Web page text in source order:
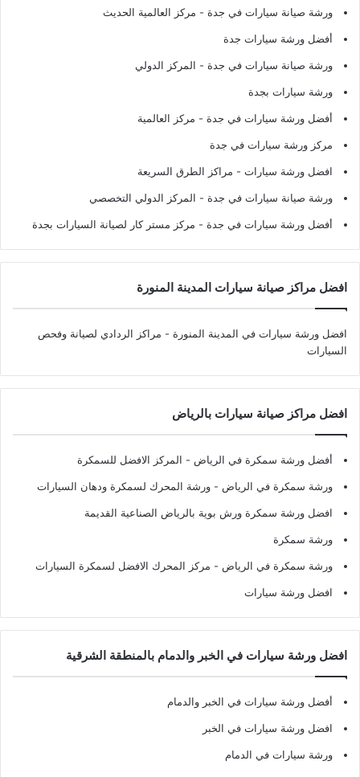
ورشة صيانة سيارات في جدة - مركز العالمية الحديث
أفضل ورشة سيارات جدة
ورشة صيانة سيارات في جدة - المركز الدولي
ورشة سيارات بجدة
أفضل ورشة سيارات في جدة - مركز العالمية
مركز ورشة سيارات في جدة
افضل ورشة سيارات - مراكز الطرق السريعة
ورشة صيانة سيارات في جدة - المركز الدولي التخصصي
أفضل ورشة سيارات في جدة - مركز مستر كار لصيانة السيارات بجدة
افضل مراكز صيانة سيارات المدينة المنورة
افضل ورشة سيارات في المدينة المنورة - مراكز الردادي لصيانة وفحص
السيارات
افضل مراكز صيانة سيارات بالرياض
أفضل ورشة سمكرة في الرياض - المركز الافضل للسمكرة
ورشة سمكرة في الرياض - ورشة المحرك لسمكرة ودهان السيارات
افضل ورشة سمكرة ورش بوية بالرياض الصناعية القديمة
ورشة سمكرة
ورشة سمكرة في الرياض - مركز المحرك الافضل لسمكرة السيارات
افضل ورشة سيارات
افضل ورشة سيارات في الخبر والدمام بالمنطقة الشرقية
أفضل ورشة سيارات في الخبر والدمام
افضل ورشة سيارات في الخبر
ورشة سيارات في الدمام